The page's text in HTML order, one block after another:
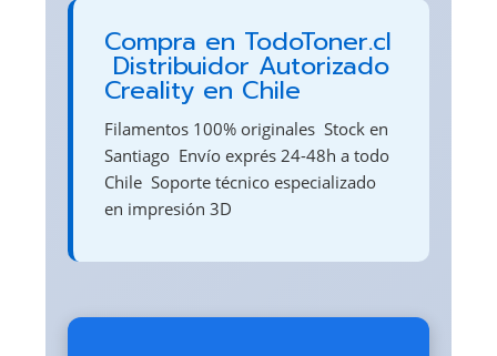
Compra en TodoToner.cl
 Distribuidor Autorizado
Creality en Chile
Filamentos 100% originales  Stock en
Santiago  Envío exprés 24-48h a todo
Chile  Soporte técnico especializado
en impresión 3D